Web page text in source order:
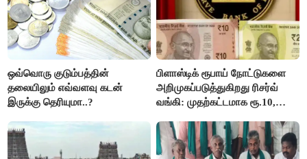
ஒவ்வொரு குடும்பத்தின்
தலையிலும் எவ்வளவு கடன்
இருக்கு தெரியுமா..?
பிளாஸ்டிக் ரூபாய் நோட்டுகளை
அறிமுகப்படுத்துகிறது ரிசர்வ்
வங்கி: முதற்கட்டமாக ரூ.10,